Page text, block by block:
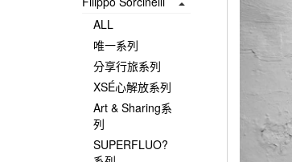
ALL
唯一系列
分享行旅系列
XSÉ心解放系列
Art & Sharing系
列
SUPERFLUO?